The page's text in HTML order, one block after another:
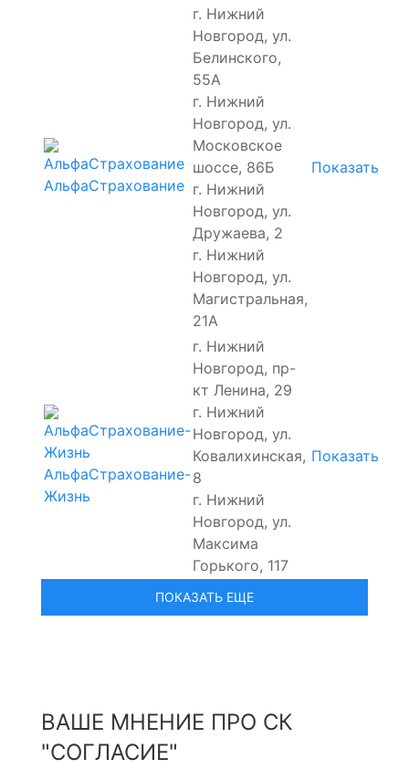
АльфаСтрахование
г. Нижний
Новгород, ул.
Белинского,
55А
г. Нижний
Новгород, ул.
Московское
шоссе, 86Б
г. Нижний
Новгород, ул.
Дружаева, 2
г. Нижний
Новгород, ул.
Магистральная,
21А
Показать
АльфаСтрахование-
Жизнь
г. Нижний
Новгород, пр-
кт Ленина, 29
г. Нижний
Новгород, ул.
Ковалихинская,
8
г. Нижний
Новгород, ул.
Максима
Горького, 117
Показать
ВАШЕ МНЕНИЕ ПРО СК
"СОГЛАСИЕ"